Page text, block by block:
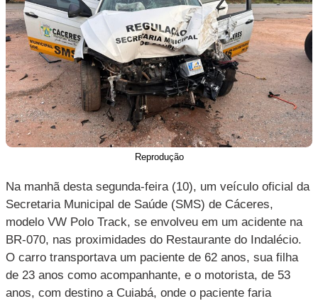
Reprodução
Na manhã desta segunda-feira (10), um veículo oficial da
Secretaria Municipal de Saúde (SMS) de Cáceres,
modelo VW Polo Track, se envolveu em um acidente na
BR-070, nas proximidades do Restaurante do Indalécio.
O carro transportava um paciente de 62 anos, sua filha
de 23 anos como acompanhante, e o motorista, de 53
anos, com destino a Cuiabá, onde o paciente faria